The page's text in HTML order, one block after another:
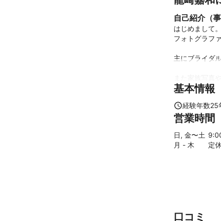
自己紹介（
はじめまして
フォトグラフ
主にブライダ
高校卒業後企
土日をメイン
ミツモアの登
れば幸いです
基本情報
経験年数25
営業時間
日, 金〜土 9
月 - 木
定
口コミ